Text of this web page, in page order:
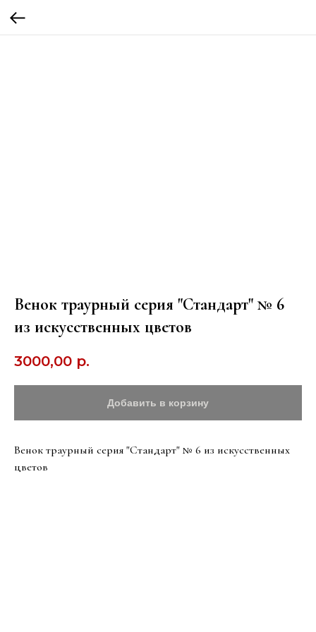
Венок траурный серия "Стандарт" № 6
из искусственных цветов
3000,00 р.
Добавить в корзину
Венок траурный серия "Стандарт" № 6 из искусственных
цветов